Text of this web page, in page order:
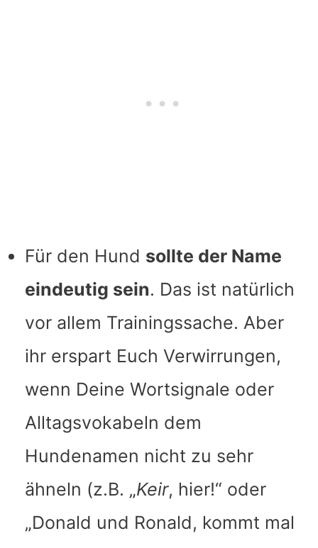
Für den Hund sollte der Name
eindeutig sein. Das ist natürlich
vor allem Trainingssache. Aber
ihr erspart Euch Verwirrungen,
wenn Deine Wortsignale oder
Alltagsvokabeln dem
Hundenamen nicht zu sehr
ähneln (z.B. „Keir, hier!“ oder
„Donald und Ronald, kommt mal